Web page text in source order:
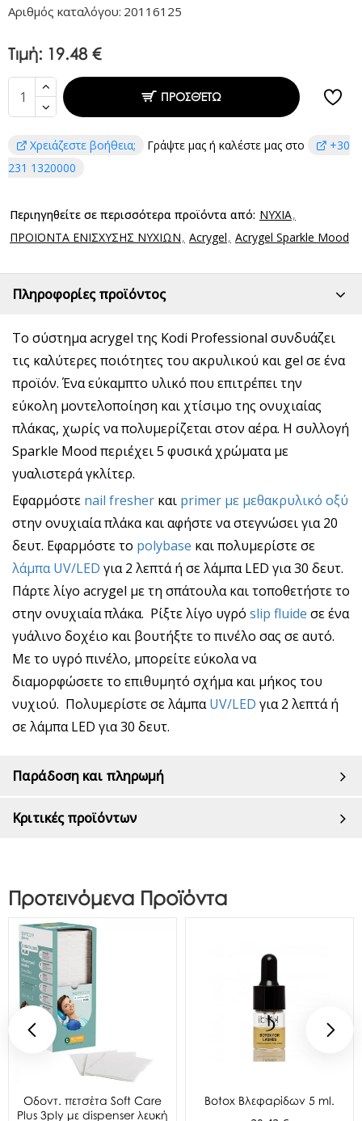
Αριθμός καταλόγου: 20116125
Τιμή: 19.48 €
ΠΡΟΣΘΈΤΩ
Χρειάζεστε βοήθεια; Γράψτε μας ή καλέστε μας στο
+30
231 1320000
Περιηγηθείτε σε περισσότερα προϊόντα από: ΝΥΧΙΑ
ΠΡΟΪΟΝΤΑ ΕΝΙΣΧΥΣΗΣ ΝΥΧΙΩΝ Acrygel Acrygel Sparkle Mood
Πληροφορίες προϊόντος
Το σύστημα acrygel της Kodi Professional συνδυάζει
τις καλύτερες ποιότητες του ακρυλικού και gel σε ένα
προϊόν. Ένα εύκαμπτο υλικό που επιτρέπει την
εύκολη μοντελοποίηση και χτίσιμο της ονυχιαίας
πλάκας, χωρίς να πολυμερίζεται στον αέρα. Η συλλογή
Sparkle Mood περιέχει 5 φυσικά χρώματα με
γυαλιστερά γκλίτερ.
Εφαρμόστε nail fresher και primer με μεθακρυλικό οξύ
στην ονυχιαία πλάκα και αφήστε να στεγνώσει για 20
δευτ. Εφαρμόστε το polybase και πολυμερίστε σε
λάμπα UV/LED για 2 λεπτά ή σε λάμπα LED για 30 δευτ.
Πάρτε λίγο acrygel με τη σπάτουλα και τοποθετήστε το
στην ονυχιαία πλάκα. Ρίξτε λίγο υγρό slip fluide σε ένα
γυάλινο δοχέιο και βουτήξτε το πινέλο σας σε αυτό.
Με το υγρό πινέλο, μπορείτε εύκολα να
διαμορφώσετε το επιθυμητό σχήμα και μήκος του
νυχιού. Πολυμερίστε σε λάμπαUV/LED για 2 λεπτά ή
σε λάμπα LED για 30 δευτ.
Παράδοση και πληρωμή
Κριτικές προϊόντων
Προτεινόμενα Προϊόντα
Oδοντ. πετσέτα Soft Care
Plus 3ply με dispenser λευκή
Botox Βλεφαρίδων 5 ml.